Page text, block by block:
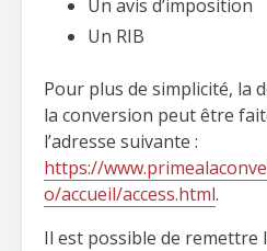
Un avis d’imposition
Un RIB
Pour plus de simplicité, la
la conversion peut être
l’adresse suivante :
https://
o/accueil/access.html.
Il est possible de remettre